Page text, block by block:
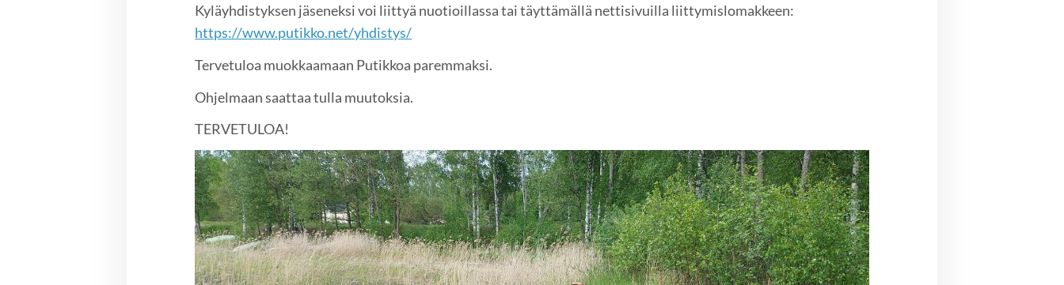
Kyläyhdistyksen jäseneksi voi liittyä nuotioillassa tai täyttämällä nettisivuilla liittymislomakkeen:
https://www.putikko.net/yhdistys/
Tervetuloa muokkaamaan Putikkoa paremmaksi.
Ohjelmaan saattaa tulla muutoksia.
TERVETULOA!